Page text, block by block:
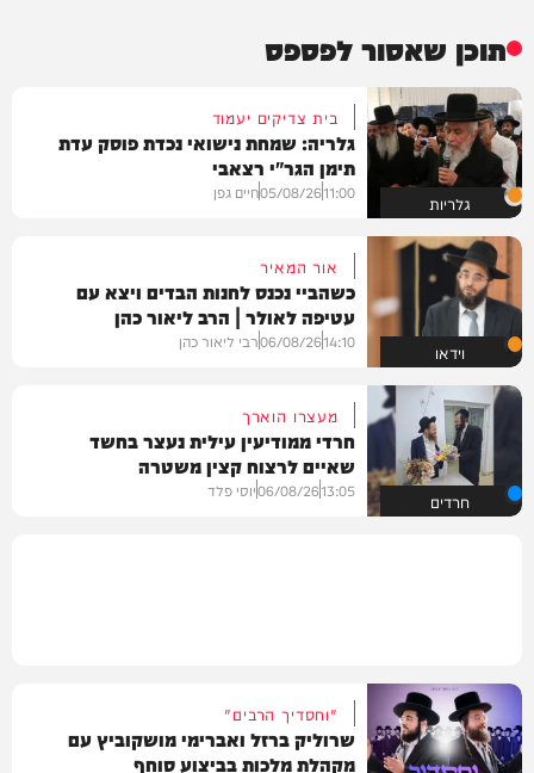
תוכן שאסור לפספס
גלריות
בית צדיקים יעמוד
גלריה: שמחת נישואי נכדת פוסק עדת
תימן הגר"י רצאבי
11:00
05/08/26חיים גפן
וידאו
אור המאיר
כשהביי נכנס לחנות הבדים ויצא עם
עטיפה לאולר | הרב ליאור כהן
14:10
06/08/26רבי ליאור כהן
חרדים
מעצרו הוארך
חרדי ממודיעין עילית נעצר בחשד
שאיים לרצוח קצין משטרה
13:05
06/08/26יוסי פלד
"וחסדיך הרבים"
שרוליק ברזל ואברימי מושקוביץ עם
מקהלת מלכות בביצוע סוחף